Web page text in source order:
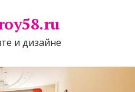
и дизайне